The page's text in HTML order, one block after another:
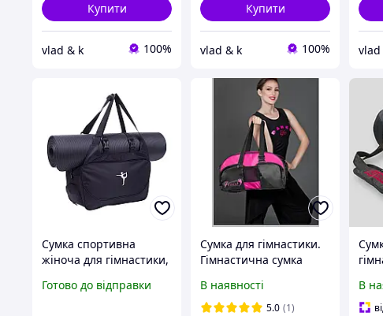
Купити
vlad & k 100%
Купити
vlad & k 100% vlad
Сумка спортивна
жіноча для гімнастики,
йоги для дівчинки
Готово до відправки
Сумка для гімнастики.
Гімнастична сумка
В наявності
5.0 (1)
В